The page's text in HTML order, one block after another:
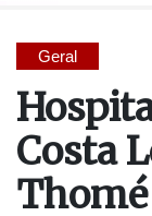
Geral
Costa